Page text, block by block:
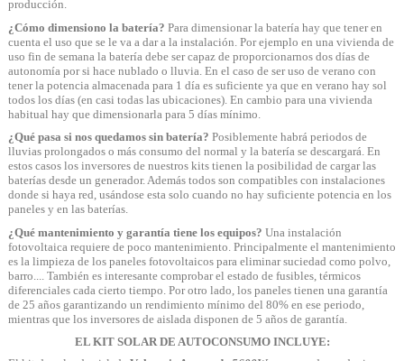
producción.
¿Cómo dimensiono la batería? Para dimensionar la batería hay que tener en
cuenta el uso que se le va a dar a la instalación. Por ejemplo en una vivienda de
uso fin de semana la batería debe ser capaz de proporcionarnos dos días de
autonomía por si hace nublado o lluvia. En el caso de ser uso de verano con
tener la potencia almacenada para 1 día es suficiente ya que en verano hay sol
todos los días (en casi todas las ubicaciones). En cambio para una vivienda
habitual hay que dimensionarla para 5 días mínimo.
¿Qué pasa si nos quedamos sin batería? Posiblemente habrá periodos de
lluvias prolongados o más consumo del normal y la batería se descargará. En
estos casos los inversores de nuestros kits tienen la posibilidad de cargar las
baterías desde un generador. Además todos son compatibles con instalaciones
donde si haya red, usándose esta solo cuando no hay suficiente potencia en los
paneles y en las baterías.
¿Qué mantenimiento y garantía tiene los equipos? Una instalación
fotovoltaica requiere de poco mantenimiento. Principalmente el mantenimiento
es la limpieza de los paneles fotovoltaicos para eliminar suciedad como polvo,
barro.... También es interesante comprobar el estado de fusibles, térmicos
diferenciales cada cierto tiempo. Por otro lado, los paneles tienen una garantía
de 25 años garantizando un rendimiento mínimo del 80% en ese periodo,
mientras que los inversores de aislada disponen de 5 años de garantía.
EL KIT SOLAR DE AUTOCONSUMO INCLUYE: